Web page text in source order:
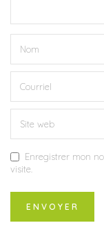
Enregistrer mon
visite.